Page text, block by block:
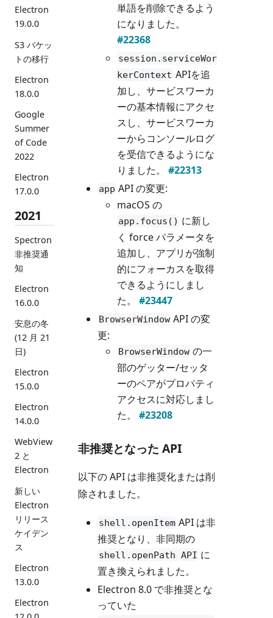
Electron
19.0.0
S3 バケッ
トの移行
Electron
18.0.0
Google
Summer
of Code
2022
Electron
17.0.0
2021
Spectron
非推奨通
知
Electron
16.0.0
安息の冬
(12 月 21
日)
Electron
15.0.0
Electron
14.0.0
WebView
2 と
Electron
新しい
Electron
リリース
ケイデン
ス
Electron
13.0.0
Electron
単語を削除できるよう
になりました。
#22368
session.serviceWor
kerContext APIを追
加し、サービスワーカ
ーの基本情報にアクセ
スし、サービスワーカ
ーからコンソールログ
を受信できるようにな
りました。 #22313
app API の変更:
macOS の
app.focus() に新し
く force パラメータを
追加し、アプリが強制
的にフォーカスを取得
できるようにしまし
た。 #23447
BrowserWindow API の変
更:
BrowserWindow の一
部のゲッター/セッタ
ーのペアがプロパティ
アクセスに対応しまし
た。 #23208
非推奨となった API
以下の API は非推奨化または削
除されました。
shell.openItem API は非
推奨となり、非同期の
shell.openPath API に
置き換えられました。
Electron 8.0 で非推奨とな
っていた